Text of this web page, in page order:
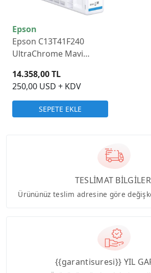
Epson
Epson C13T41F240
UltraChrome Mavi
250,00 USD + KDV
14.358,00 TL
SEPETE EKLE
TESLİMAT
Ürününüz teslim adresine göre
{{garantisuresi}} YIL